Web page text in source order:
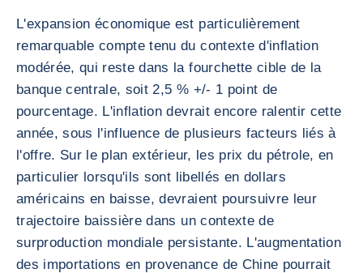
L'expansion économique est particulièrement
remarquable compte tenu du contexte d'inflation
modérée, qui reste dans la fourchette cible de la
banque centrale, soit 2,5 % +/- 1 point de
pourcentage. L'inflation devrait encore ralentir cette
année, sous l'influence de plusieurs facteurs liés à
l'offre. Sur le plan extérieur, les prix du pétrole, en
particulier lorsqu'ils sont libellés en dollars
américains en baisse, devraient poursuivre leur
trajectoire baissière dans un contexte de
surproduction mondiale persistante. L'augmentation
des importations en provenance de Chine pourrait